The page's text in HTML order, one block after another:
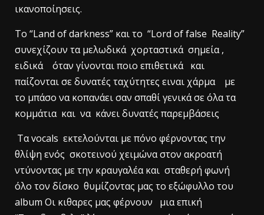
ικανοποίησεις.
Τo “Land of darkness” και το “Lord of false Reality”
συνεχίζουν τα μελωδικά χορταστικά σημεία ,
ειδικά όταν γίνονται ποιο επιθετικά και
παίζονται σε δυνατές ταχύτητες ειναι χάρμα με
το μπάσο να κοπανάει σαν σπαθί γενικά σε όλα τα
κομμάτια και να κάνει δυνατές παρεμβάσεις
Τα vocals εκτελούνται με πόνο φέρνοντας την
θλίψη ενός σκοτεινού χειμώνα στον ακροατή
ντύνοντας με την κραυγαλέα και σταθερή φωνή
όλο τον δίσκο θυμίζοντας μας το εξώφυλλο του
album Οι κιθαρες μας φέρνουν μια επική